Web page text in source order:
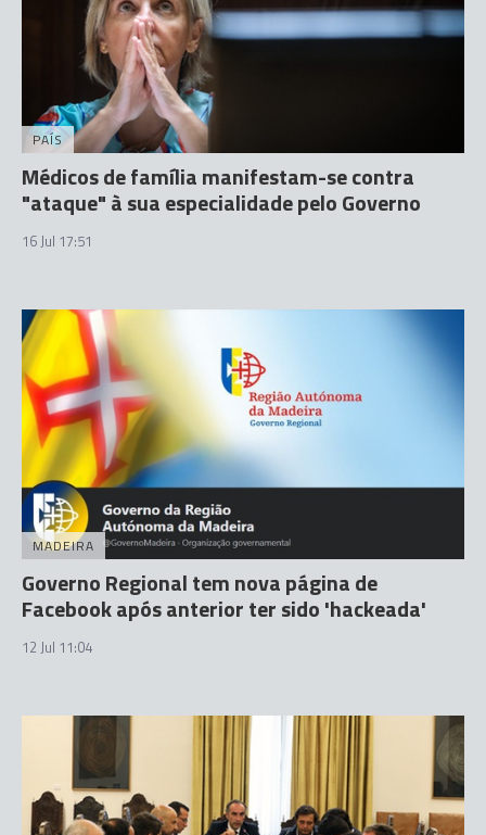
PAÍS
Médicos de família manifestam-se contra
"ataque" à sua especialidade pelo Governo
16 Jul 17:51
MADEIRA
Governo Regional tem nova página de
Facebook após anterior ter sido 'hackeada'
12 Jul 11:04